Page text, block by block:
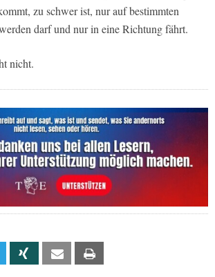
zu schwer ist, nur auf bestimmten
darf und nur in eine Richtung fährt.
nicht.
Linkedin Xing Email